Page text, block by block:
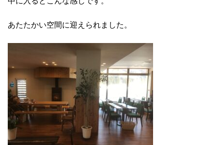
あたたかい空間に迎えられました。